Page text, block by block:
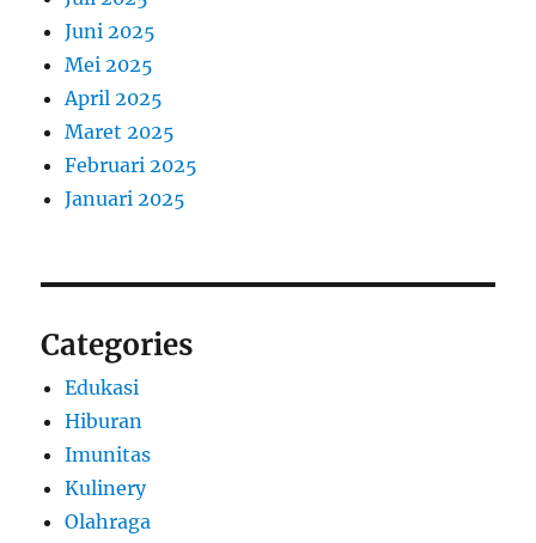
Juni 2025
Mei 2025
April 2025
Maret 2025
Februari 2025
Januari 2025
Categories
Edukasi
Hiburan
Imunitas
Kulinery
Olahraga